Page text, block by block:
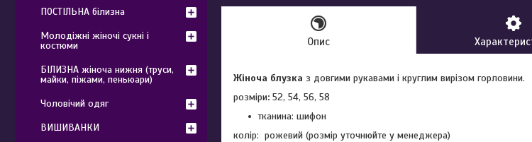
Опис
Жіноча блузка з довгими рукавами і круглим вирізом горловини.
розміри: 52, 54, 56, 58
тканина: шифон
колір: рожевий (розмір уточнюйте у менеджера)
ПОСТІЛЬНА білизна
Молодіжні жіночі сукні і
костюми
БІЛИЗНА жіноча нижня (труси,
майки, піжами, пеньюари)
Чоловічий одяг
ВИШИВАНКИ